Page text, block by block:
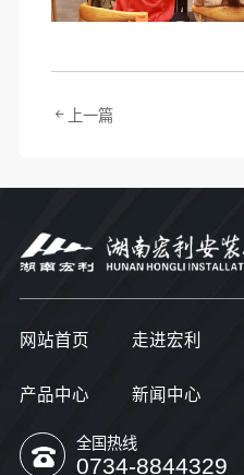
上一篇
网站首页 走进宏利
产品中心 新闻中心
全国热线
0734-8844329